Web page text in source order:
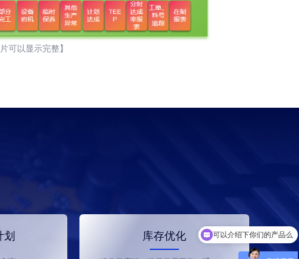
可以显示完整】
划 库存优化 可以介绍下你们的产品么